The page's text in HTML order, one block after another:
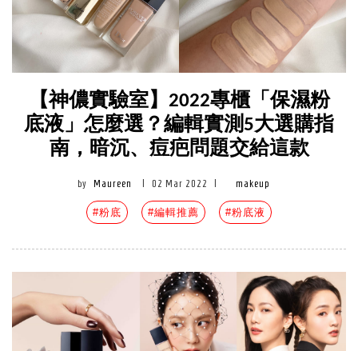
【神儂實驗室】2022專櫃「保濕粉
底液」怎麼選？編輯實測5大選購指
南，暗沉、痘疤問題交給這款
by Maureen 02 Mar 2022 makeup
#粉底 #編輯推薦 #粉底液